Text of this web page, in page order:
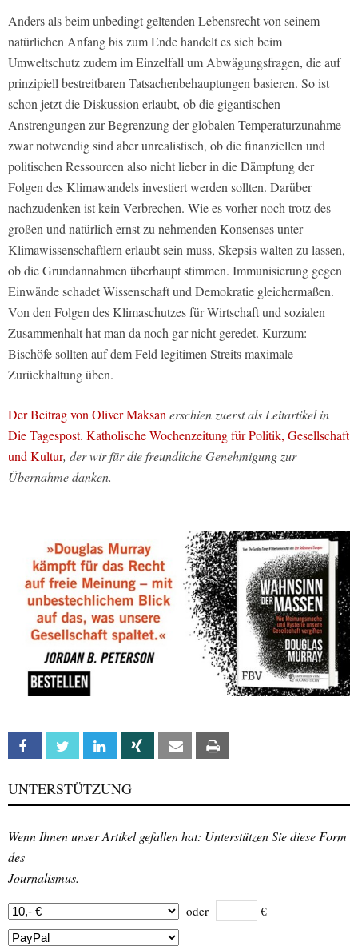
Anders als beim unbedingt geltenden Lebensrecht von seinem
natürlichen Anfang bis zum Ende handelt es sich beim
Umweltschutz zudem im Einzelfall um Abwägungsfragen, die auf
prinzipiell bestreitbaren Tatsachenbehauptungen basieren. So ist
schon jetzt die Diskussion erlaubt, ob die gigantischen
Anstrengungen zur Begrenzung der globalen Temperaturzunahme
zwar notwendig sind aber unrealistisch, ob die finanziellen und
politischen Ressourcen also nicht lieber in die Dämpfung der
Folgen des Klimawandels investiert werden sollten. Darüber
nachzudenken ist kein Verbrechen. Wie es vorher noch trotz des
großen und natürlich ernst zu nehmenden Konsenses unter
Klimawissenschaftlern erlaubt sein muss, Skepsis walten zu lassen,
ob die Grundannahmen überhaupt stimmen. Immunisierung gegen
Einwände schadet Wissenschaft und Demokratie gleichermaßen.
Von den Folgen des Klimaschutzes für Wirtschaft und sozialen
Zusammenhalt hat man da noch gar nicht geredet. Kurzum:
Bischöfe sollten auf dem Feld legitimen Streits maximale
Zurückhaltung üben.
Der Beitrag von Oliver Maksan erschien zuerst als Leitartikel in
Die Tagespost. Katholische Wochenzeitung für Politik, Gesellschaft
und Kultur, der wir für die freundliche Genehmigung zur
Übernahme danken.
Facebook Twitter Linkedin Xing Email
UNTERSTÜTZUNG
Wenn Ihnen unser Artikel gefallen hat: Unterstützen Sie diese Form
des
Journalismus.
oder €